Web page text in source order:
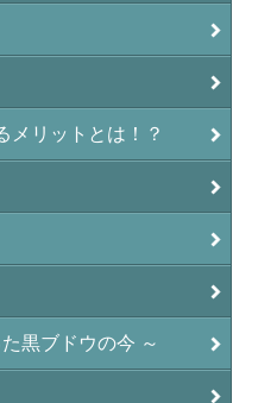
メリットとは！？
黒ブドウの今 ～